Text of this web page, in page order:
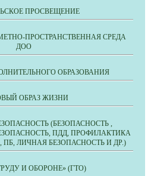
ПРОСВЕЩЕНИЕ
ПРОСТРАНСТВЕННАЯ СРЕДА
ДОО
ОБРАЗОВАНИЯ
ОБРАЗ ЖИЗНИ
(БЕЗОПАСНОСТЬ ,
ПДД, ПРОФИЛАКТИКА
ПБ, ЛИЧНАЯ БЕЗОПАСНОСТЬ И ДР.)
И ОБОРОНЕ» (ГТО)